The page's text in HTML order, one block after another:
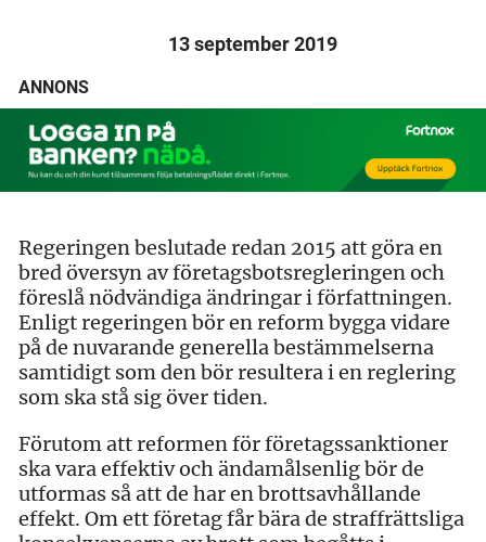
13 september 2019
ANNONS
Regeringen beslutade redan 2015 att göra en
bred översyn av företagsbotsregleringen och
föreslå nödvändiga ändringar i författningen.
Enligt regeringen bör en reform bygga vidare
på de nuvarande generella bestämmelserna
samtidigt som den bör resultera i en reglering
som ska stå sig över tiden.
Förutom att reformen för företagssanktioner
ska vara effektiv och ändamålsenlig bör de
utformas så att de har en brottsavhållande
effekt. Om ett företag får bära de straffrättsliga